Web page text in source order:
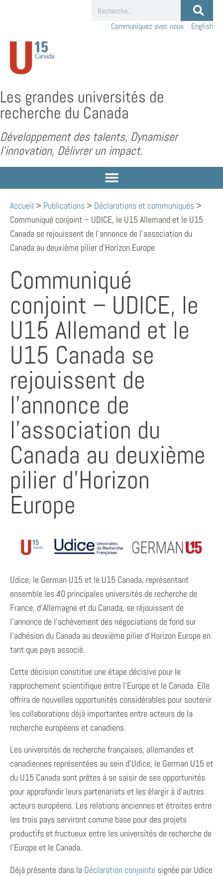
Communiquez avec nous English
Les grandes universités de
recherche du Canada
Développement des talents, Dynamiser
l’innovation, Délivrer un impact.
Accueil > Publications > Déclarations et communiqués >
Communiqué conjoint – UDICE, le U15 Allemand et le U15
Canada se rejouissent de l’annonce de l’association du
Canada au deuxième pilier d’Horizon Europe
Communiqué
conjoint – UDICE, le
U15 Allemand et le
U15 Canada se
rejouissent de
l’annonce de
l’association du
Canada au deuxième
pilier d’Horizon
Europe
Udice, le German U15 et le U15 Canada, représentant
ensemble les 40 principales universités de recherche de
France, d’Allemagne et du Canada, se réjouissent de
l’annonce de l’achèvement des négociations de fond sur
l’adhésion du Canada au deuxième pilier d’Horizon Europe en
tant que pays associé.
Cette décision constitue une étape décisive pour le
rapprochement scientifique entre l’Europe et le Canada. Elle
offrira de nouvelles opportunités considérables pour soutenir
les collaborations déjà importantes entre acteurs de la
recherche européens et canadiens.
Les universités de recherche françaises, allemandes et
canadiennes représentées au sein d’Udice, le German U15 et
du U15 Canada sont prêtes à se saisir de ses opportunités
pour approfondir leurs partenariats et les élargir à d’autres
acteurs européens. Les relations anciennes et étroites entre
les trois pays serviront comme base pour des projets
productifs et fructueux entre les universités de recherche de
l’Europe et le Canada.
Déjà présente dans la Déclaration conjointe signée par Udice